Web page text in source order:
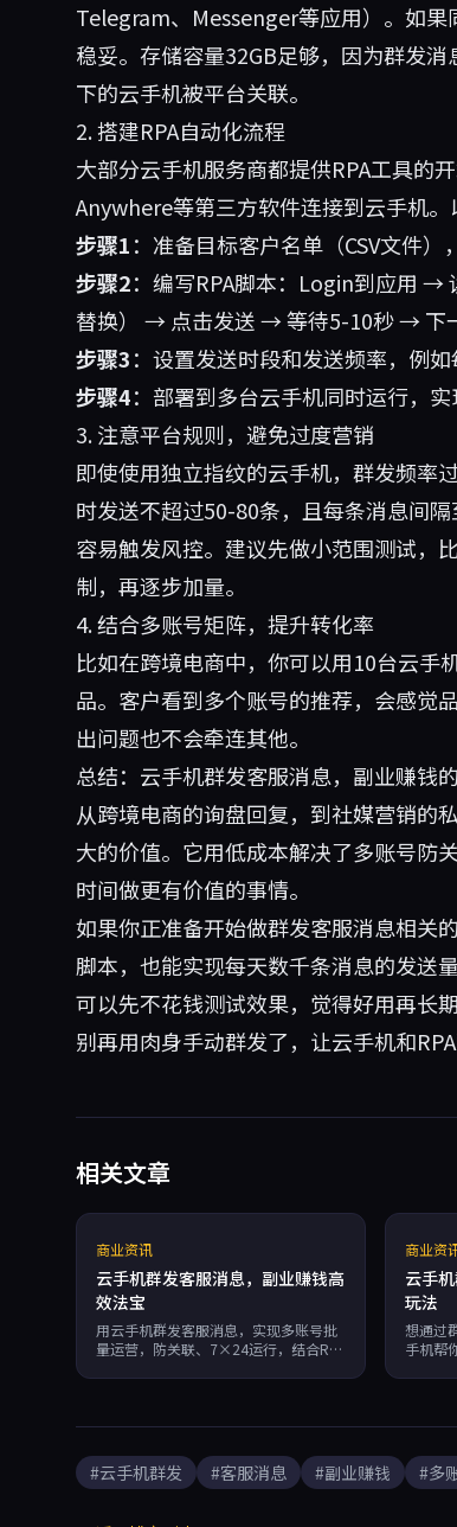
Telegram、Messenger等应用）。如
稳妥。存储容量32GB足够，因为群发
下的云手机被平台关联。
2. 搭建RPA自动化流程
大部分云手机服务商都提供RPA工具
Anywhere等第三方软件连接到云手机。
步骤1：准备目标客户名单（CSV文件
步骤2：编写RPA脚本：Login到应用
替换） → 点击发送 → 等待5-10秒 → 下
步骤3：设置发送时段和发送频率，例
步骤4：部署到多台云手机同时运行，
3. 注意平台规则，避免过度营销
即使使用独立指纹的云手机，群发频率
时发送不超过50-80条，且每条消息间
容易触发风控。建议先做小范围测试，
制，再逐步加量。
4. 结合多账号矩阵，提升转化率
比如在跨境电商中，你可以用10台云手
品。客户看到多个账号的推荐，会感觉
出问题也不会牵连其他。
总结：云手机群发客服消息，副业赚钱
从跨境电商的询盘回复，到社媒营销的
大的价值。它用低成本解决了多账号防
时间做更有价值的事情。
如果你正准备开始做群发客服消息相关
脚本，也能实现每天数千条消息的发送
可以先不花钱测试效果，觉得好用再长期
别再用肉身手动群发了，让云手机和RPA
相关文章
商业资讯
云手机群发客服消息，副业赚钱高
效法宝
用云手机群发客服消息，实现多账号批
量运营，防关联、7×24运行，结合RPA
群发。
商业资
云手
玩法
想通过
手机帮
#云手机群发 #客服消息 #副业赚钱 #多